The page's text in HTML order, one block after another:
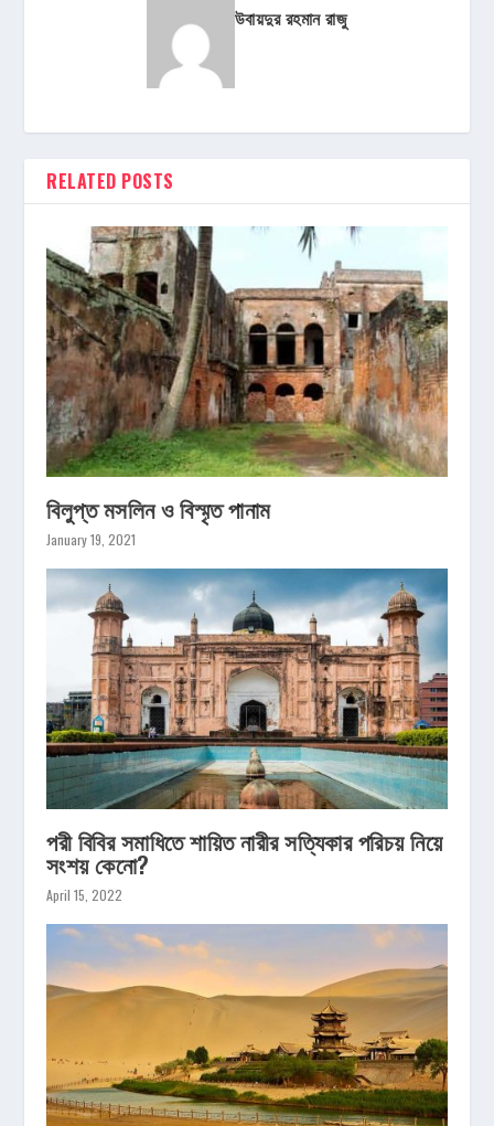
উবায়দুর রহমান রাজু
RELATED POSTS
বিলুপ্ত মসলিন ও বিস্মৃত পানাম
January 19, 2021
পরী বিবির সমাধিতে শায়িত নারীর সত্যিকার পরিচয় নিয়ে
সংশয় কেনো?
April 15, 2022